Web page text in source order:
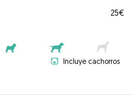
25€
Incluye cachorros